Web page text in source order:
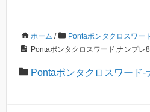
ホーム / Pontaポンタクロスワー
Pontaポンタクロスワード,ナンプレ
Pontaポンタクロスワード-